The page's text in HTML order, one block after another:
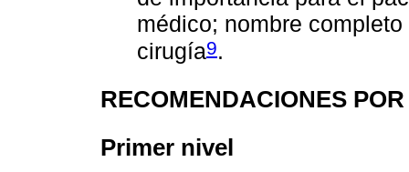
médico; nombre
cirugía9.
RECOMENDACIONES
Primer nivel